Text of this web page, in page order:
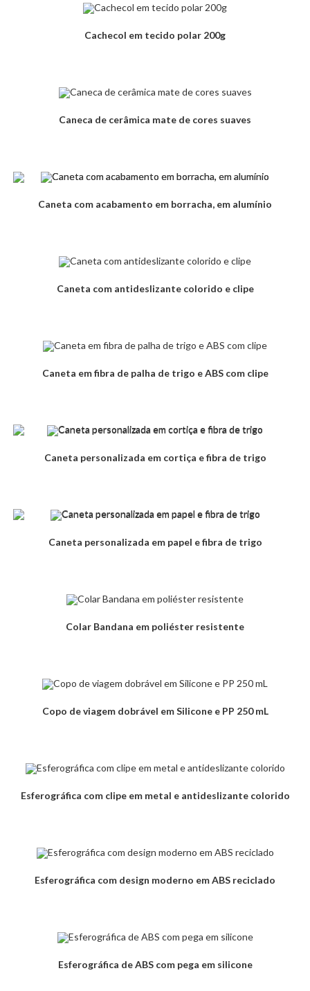
Cachecol em tecido polar 200g
Caneca de cerâmica mate de cores suaves
Caneta com acabamento em borracha, em alumínio
Caneta com antideslizante colorido e clipe
Caneta em fibra de palha de trigo e ABS com clipe
Caneta personalizada em cortiça e fibra de trigo
Caneta personalizada em papel e fibra de trigo
Colar Bandana em poliéster resistente
Copo de viagem dobrável em Silicone e PP 250 mL
Esferográfica com clipe em metal e antideslizante colorido
Esferográfica com design moderno em ABS reciclado
Esferográfica de ABS com pega em silicone